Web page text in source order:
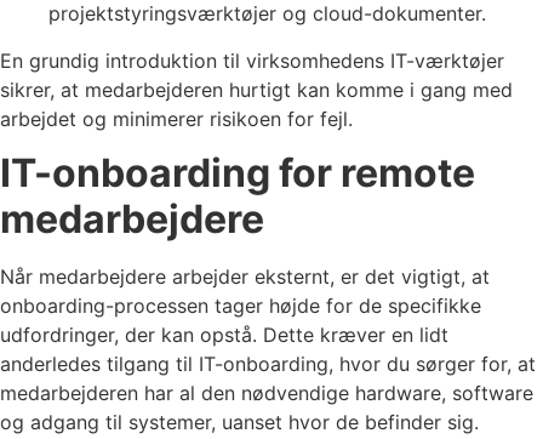
projektstyringsværktøjer og cloud-dokumenter.
En grundig introduktion til virksomhedens IT-værktøjer
sikrer, at medarbejderen hurtigt kan komme i gang med
arbejdet og minimerer risikoen for fejl.
IT-onboarding for remote
medarbejdere
Når medarbejdere arbejder eksternt, er det vigtigt, at
onboarding-processen tager højde for de specifikke
udfordringer, der kan opstå. Dette kræver en lidt
anderledes tilgang til IT-onboarding, hvor du sørger for, at
medarbejderen har al den nødvendige hardware, software
og adgang til systemer, uanset hvor de befinder sig.